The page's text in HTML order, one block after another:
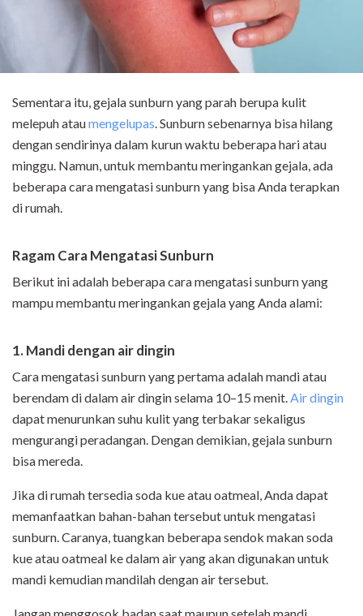
Sementara itu, gejala sunburn yang parah berupa kulit
melepuh ataumengelupas. Sunburn sebenarnya bisa hilang
dengan sendirinya dalam kurun waktu beberapa hari atau
minggu. Namun, untuk membantu meringankan gejala, ada
beberapa cara mengatasi sunburn yang bisa Anda terapkan
di rumah.
Ragam Cara Mengatasi Sunburn
Berikut ini adalah beberapa cara mengatasi sunburn yang
mampu membantu meringankan gejala yang Anda alami:
1. Mandi dengan air dingin
Cara mengatasi sunburn yang pertama adalah mandi atau
berendam di dalam air dingin selama 10–15 menit.Air dingin
dapat menurunkan suhu kulit yang terbakar sekaligus
mengurangi peradangan. Dengan demikian, gejala sunburn
bisa mereda.
Jika di rumah tersedia soda kue atau oatmeal, Anda dapat
memanfaatkan bahan-bahan tersebut untuk mengatasi
sunburn. Caranya, tuangkan beberapa sendok makan soda
kue atau oatmeal ke dalam air yang akan digunakan untuk
mandi kemudian mandilah dengan air tersebut.